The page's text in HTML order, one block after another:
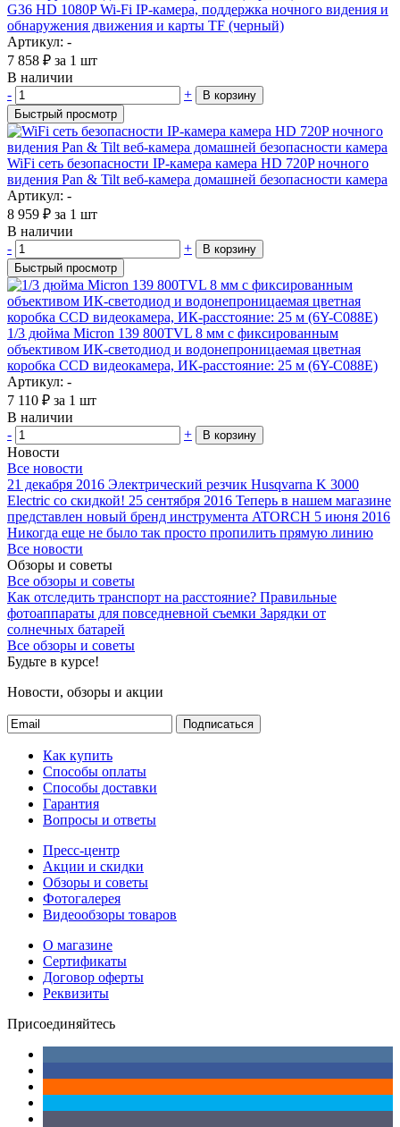
G36 HD 1080P Wi-Fi IP-камера, поддержка ночного видения и
обнаружения движения и карты TF (черный)
Артикул: -
7 858 ₽ за 1 шт
В наличии
-
+
В корзину
Быстрый просмотр
WiFi сеть безопасности IP-камера камера HD 720P ночного
видения Pan & Tilt веб-камера домашней безопасности камера
Артикул: -
8 959 ₽ за 1 шт
В наличии
-
+
В корзину
Быстрый просмотр
1/3 дюйма Micron 139 800TVL 8 мм с фиксированным
объективом ИК-светодиод и водонепроницаемая цветная
коробка CCD видеокамера, ИК-расстояние: 25 м (6Y-C088E)
Артикул: -
7 110 ₽ за 1 шт
В наличии
-
+ В корзину
Новости
Все новости
21 декабря 2016 Электрический резчик Husqvarna K 3000
Electric со скидкой! 25 сентября 2016 Теперь в нашем магазине
представлен новый бренд инструмента ATORCH 5 июня 2016
Никогда еще не было так просто пропилить прямую линию
Все новости
Обзоры и советы
Все обзоры и советы
Как отследить транспорт на расстояние? Правильные
фотоаппараты для повседневной съемки Зарядки от
солнечных батарей
Все обзоры и советы
Будьте в курсе!
Новости, обзоры и акции
Подписаться
Как купить
Способы оплаты
Способы доставки
Гарантия
Вопросы и ответы
Пресс-центр
Акции и скидки
Обзоры и советы
Фотогалерея
Видеообзоры товаров
О магазине
Сертификаты
Договор оферты
Реквизиты
Присоединяйтесь